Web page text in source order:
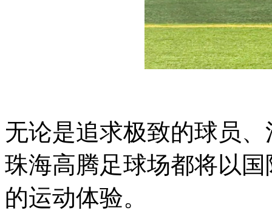
无论是追求极致的球员
珠海高腾足球场都将以
的运动体验。